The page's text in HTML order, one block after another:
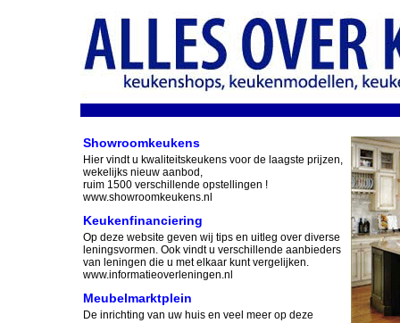
Showroomkeukens
Hier vindt u kwaliteitskeukens voor de laagste prijzen,
wekelijks nieuw aanbod,
ruim 1500 verschillende opstellingen !
www.showroomkeukens.nl
Keukenfinanciering
Op deze website geven wij tips en uitleg over diverse
leningsvormen. Ook vindt u verschillende aanbieders
van leningen die u met elkaar kunt vergelijken.
www.informatieoverleningen.nl
Meubelmarktplein
De inrichting van uw huis en veel meer op deze